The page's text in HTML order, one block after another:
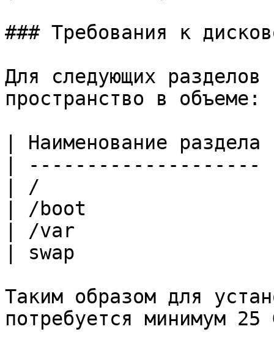
### Требования к
Для следующих разделов
пространство в объеме:
| Наименование
|
| /                    |
| /boot
| /var
| swap
Таким образом для
потребуется минимум 25